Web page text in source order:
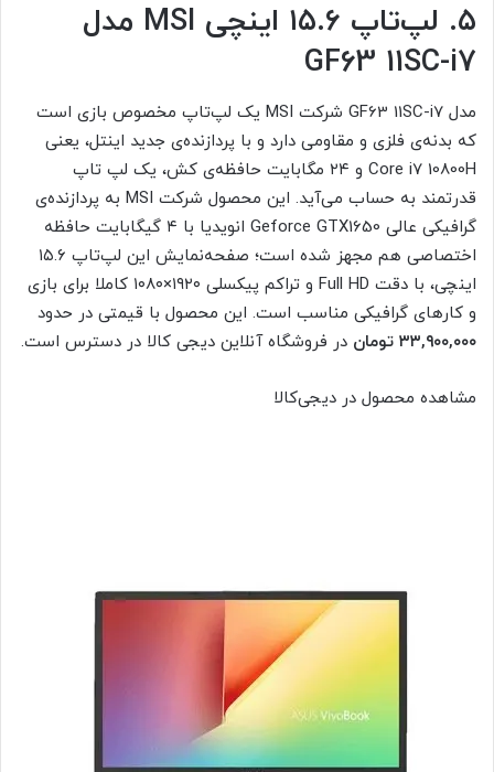
۵. لپ‌تاپ ۱۵.۶ اینچی MSI مدل
GF63 11SC-i7
مدل GF63 11SC-i7 شرکت MSI یک لپ‌تاپ مخصوص بازی ا‌ست
که بدنه‌ی فلزی و مقاومی دارد و با پردازنده‌‌ی جدید اینتل، یعنی
Core i7 10800H و ۲۴ مگابایت حافظه‌‌‌ی کش، یک لپ‌ تاپ
قدرتمند به حساب می‌آید. این محصول شرکت MSI به پردازنده‌ی
گرافیکی عالی Geforce GTX1650 انویدیا با ۴ گیگابایت حافظه
اختصاصی هم مجهز شده است؛ صفحه‌نمایش این لپ‌تاپ ۱۵.۶
اینچی، با دقت Full HD و تراکم پیکسلی ۱۹۲۰×۱۰۸۰ کاملا برای بازی
و کارهای گرافیکی مناسب است. این محصول با قیمتی در حدود
۳۳,۹۰۰,۰۰۰ تومان
در فروشگاه آنلاین دیجی‌ کالا در دسترس است.
مشاهده محصول در دیجی‌کالا